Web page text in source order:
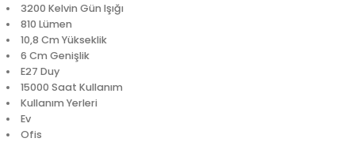
3200 Kelvin Gün Işığı
810 Lümen
10,8 Cm Yükseklik
6 Cm Genişlik
E27 Duy
15000 Saat Kullanım
Kullanım Yerleri
Ev
Ofis